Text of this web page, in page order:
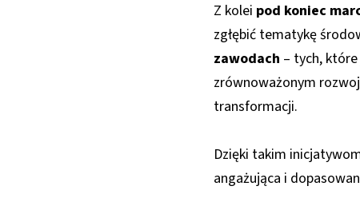
Z kolei pod koniec
zgłębić tematykę
zawodach – tych,
zrównoważonym
transformacji.
Dzięki takim
angażująca i